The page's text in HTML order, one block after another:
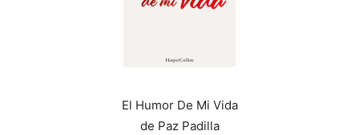
El Humor De Mi Vida
de Paz Padilla